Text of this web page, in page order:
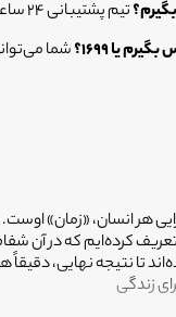
تیم پشتیبانی ۲۴ ساعته فیکسا در تمام مراحل از لحظه ثبت سفارش تا پایان دوره ۶ ماهه گارانتی، آماده پاسخگویی و رفع ابهامات شماست.
هر انسان، «زمان»
تعریف کرده‌ایم که در
تا نتیجه نهایی،
زندگی